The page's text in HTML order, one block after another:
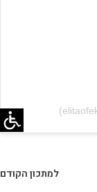
למתכון הקודם